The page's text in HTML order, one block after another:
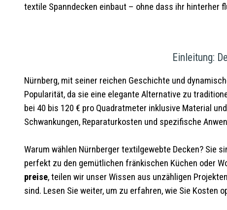
textile Spanndecken einbaut – ohne dass ihr hinterher
Einleitung:
Nürnberg, mit seiner reichen Geschichte und
Popularität, da sie eine elegante Alternative zu
bei 40 bis 120 € pro Quadratmeter inklusive Material
Schwankungen, Reparaturkosten und spezifische
Warum wählen Nürnberger textilgewebte Decken? Sie
perfekt zu den gemütlichen fränkischen Küchen oder
preise, teilen wir unser Wissen aus unzähligen
sind. Lesen Sie weiter, um zu erfahren, wie Sie Kosten